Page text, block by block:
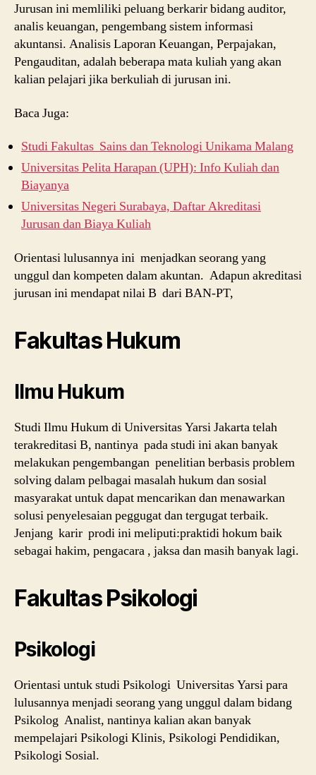
Jurusan ini memliliki peluang berkarir bidang auditor,
analis keuangan, pengembang sistem informasi
akuntansi. Analisis Laporan Keuangan, Perpajakan,
Pengauditan, adalah beberapa mata kuliah yang akan
kalian pelajari jika berkuliah di jurusan ini.
Baca Juga:
Studi Fakultas Sains dan Teknologi Unikama Malang
Universitas Pelita Harapan (UPH): Info Kuliah dan
Biayanya
Universitas Negeri Surabaya, Daftar Akreditasi
Jurusan dan Biaya Kuliah
Orientasi lulusannya ini menjadkan seorang yang
unggul dan kompeten dalam akuntan. Adapun akreditasi
jurusan ini mendapat nilai B dari BAN-PT,
Fakultas Hukum
Ilmu Hukum
Studi Ilmu Hukum di Universitas Yarsi Jakarta telah
terakreditasi B, nantinya pada studi ini akan banyak
melakukan pengembangan penelitian berbasis problem
solving dalam pelbagai masalah hukum dan sosial
masyarakat untuk dapat mencarikan dan menawarkan
solusi penyelesaian peggugat dan tergugat terbaik.
Jenjang karir prodi ini meliputi:praktidi hokum baik
sebagai hakim, pengacara , jaksa dan masih banyak lagi.
Fakultas Psikologi
Psikologi
Orientasi untuk studi Psikologi Universitas Yarsi para
lulusannya menjadi seorang yang unggul dalam bidang
Psikolog Analist, nantinya kalian akan banyak
mempelajari Psikologi Klinis, Psikologi Pendidikan,
Psikologi Sosial.